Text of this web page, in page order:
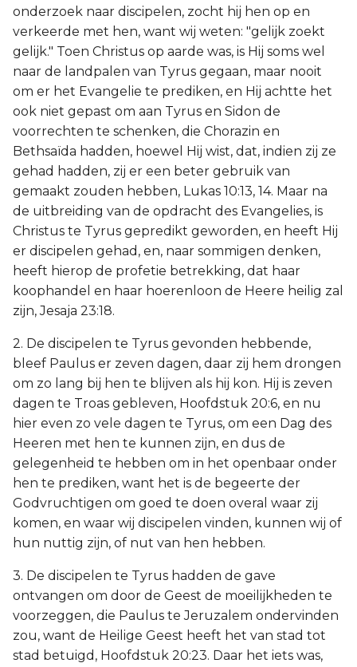
onderzoek naar discipelen, zocht hij hen op en
verkeerde met hen, want wij weten: "gelijk zoekt
gelijk." Toen Christus op aarde was, is Hij soms wel
naar de landpalen van Tyrus gegaan, maar nooit
om er het Evangelie te prediken, en Hij achtte het
ook niet gepast om aan Tyrus en Sidon de
voorrechten te schenken, die Chorazin en
Bethsaïda hadden, hoewel Hij wist, dat, indien zij ze
gehad hadden, zij er een beter gebruik van
gemaakt zouden hebben, Lukas 10:13, 14. Maar na
de uitbreiding van de opdracht des Evangelies, is
Christus te Tyrus gepredikt geworden, en heeft Hij
er discipelen gehad, en, naar sommigen denken,
heeft hierop de profetie betrekking, dat haar
koophandel en haar hoerenloon de Heere heilig zal
zijn, Jesaja 23:18.
2. De discipelen te Tyrus gevonden hebbende,
bleef Paulus er zeven dagen, daar zij hem drongen
om zo lang bij hen te blijven als hij kon. Hij is zeven
dagen te Troas gebleven, Hoofdstuk 20:6, en nu
hier even zo vele dagen te Tyrus, om een Dag des
Heeren met hen te kunnen zijn, en dus de
gelegenheid te hebben om in het openbaar onder
hen te prediken, want het is de begeerte der
Godvruchtigen om goed te doen overal waar zij
komen, en waar wij discipelen vinden, kunnen wij of
hun nuttig zijn, of nut van hen hebben.
3. De discipelen te Tyrus hadden de gave
ontvangen om door de Geest de moeilijkheden te
voorzeggen, die Paulus te Jeruzalem ondervinden
zou, want de Heilige Geest heeft het van stad tot
stad betuigd, Hoofdstuk 20:23. Daar het iets was,